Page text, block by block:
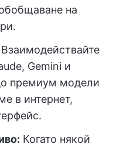
на
Взаимодействайте
Gemini и
премиум модели
в интернет,
Когато някой